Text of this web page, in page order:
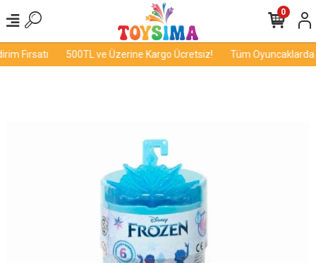
Fırsatı 500TL ve Üzerine Kargo Ücretsiz! Tüm Oyuncaklarda
0